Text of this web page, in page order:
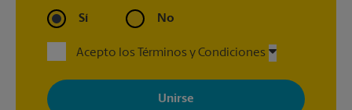
Sí No
Acepto los Términos y Condiciones
Al registrarse, acepta recibir correos electrónicos de The UPS
Store con noticias, ofertas especiales, promociones y mensajes
adaptados a sus intereses. Puede darse de baja en cualquier